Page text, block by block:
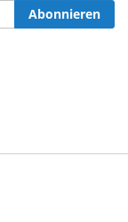
Abonnieren